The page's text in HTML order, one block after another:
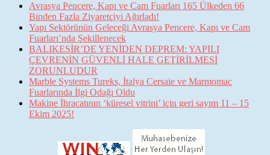
Avrasya Pencere, Kapı ve Cam Fuarları 165 Ülkeden 66
Binden Fazla Ziyaretçiyi Ağırladı!
Yapı Sektörünün Geleceği Avrasya Pencere, Kapı ve Cam
Fuarları’nda Şekillenecek
BALIKESİR’DE YENİDEN DEPREM: YAPILI
ÇEVRENİN GÜVENLİ HALE GETİRİLMESİ
ZORUNLUDUR
Marble Systems Tureks, İtalya Cersaie ve Marmomac
Fuarlarında İlgi Odağı Oldu
Makine İhracatının ‘küresel vitrini’ için geri sayım 11 – 15
Ekim 2025!